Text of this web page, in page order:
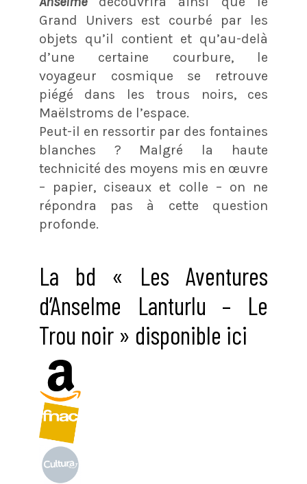
Grand Univers est courbé par les
objets qu’il contient et qu’au-delà
d’une certaine courbure, le
voyageur cosmique se retrouve
piégé dans les trous noirs, ces
Maëlstroms de l’espace.
Peut-il en ressortir par des fontaines
blanches ? Malgré la haute
technicité des moyens mis en œuvre
– papier, ciseaux et colle – on ne
répondra pas à cette question
profonde.
La bd « Les Aventures
d’Anselme Lanturlu – Le
Trou noir » disponible ici